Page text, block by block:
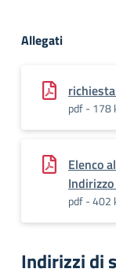
Allegati
pdf - 178
Elenco
pdf - 402
Indirizzi di